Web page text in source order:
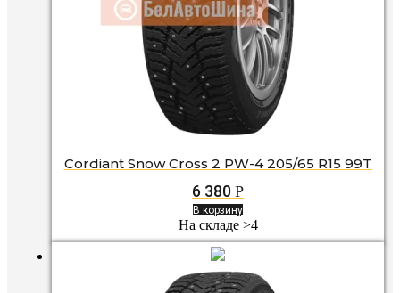
Cordiant Snow Cross 2 PW-4 205/65 R15 99T
6 380 Р
В корзину
На складе >4